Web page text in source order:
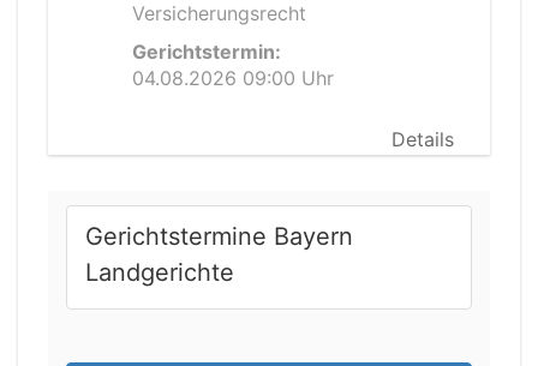
Versicherungsrecht
Gerichtstermin:
04.08.2026 09:00 Uhr
Details
Gerichtstermine Bayern
Landgerichte